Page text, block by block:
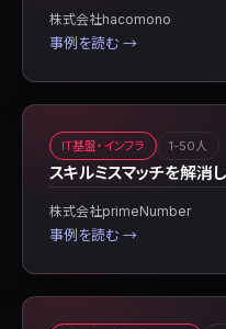
株式会社hacomono
事例を読む →
IT基盤・インフラ 1-50人
スキルミスマッチを解消
株式会社primeNumber
事例を読む →